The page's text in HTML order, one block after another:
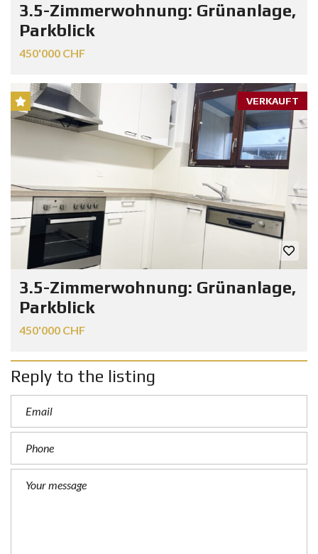
3.5-Zimmerwohnung: Grünanlage,
Parkblick
450'000 CHF
VERKAUFT
3.5-Zimmerwohnung: Grünanlage,
Parkblick
450'000 CHF
Reply to the listing